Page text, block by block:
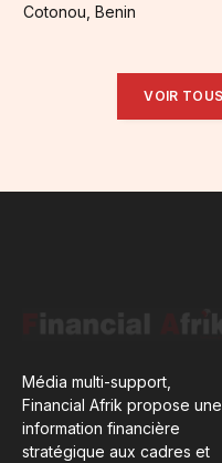
Cotonou, Benin
VOIR
Média multi-support,
Financial Afrik propose une
information financière
stratégique aux cadres et